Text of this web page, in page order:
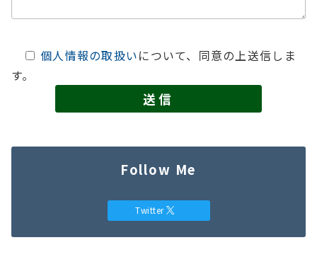
個人情報の取扱いについて、同意の上送信しま
す。
Follow Me
Twitter